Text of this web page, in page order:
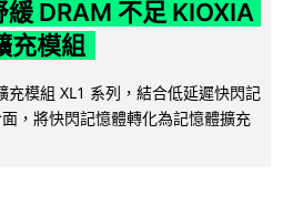
DRAM 不足 KIOXIA
充模組
充模組 XL1 系列，結合低延遲快閃記
面，將快閃記憶體轉化為記憶體擴充